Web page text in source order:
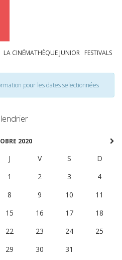
LA CINÉMATHÈQUE JUNIOR FESTIVALS
pour les dates selectionnées
2020
J V S
D
1 2 3
4
8 9 10
11
15 16 17
18
22 23 24
25
29 30 31